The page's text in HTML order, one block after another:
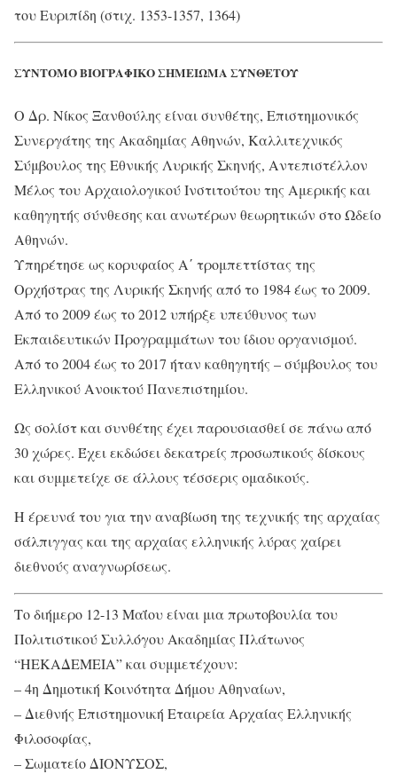
του Ευριπίδη (στιχ. 1353-1357, 1364)
ΣΥΝΤΟΜΟ ΒΙΟΓΡΑΦΙΚΟ ΣΗΜΕΙΩΜΑ ΣΥΝΘΕΤΟΥ
Ο Δρ. Νίκος Ξανθούλης είναι συνθέτης, Επιστημονικός
Συνεργάτης της Ακαδημίας Αθηνών, Καλλιτεχνικός
Σύμβουλος της Εθνικής Λυρικής Σκηνής, Αντεπιστέλλον
Μέλος του Αρχαιολογικού Ινστιτούτου της Αμερικής και
καθηγητής σύνθεσης και ανωτέρων θεωρητικών στο Ωδείο
Αθηνών.
Υπηρέτησε ως κορυφαίος Α΄ τρομπεττίστας της
Ορχήστρας της Λυρικής Σκηνής από το 1984 έως το 2009.
Από το 2009 έως το 2012 υπήρξε υπεύθυνος των
Εκπαιδευτικών Προγραμμάτων του ίδιου οργανισμού.
Από το 2004 έως το 2017 ήταν καθηγητής – σύμβουλος του
Ελληνικού Ανοικτού Πανεπιστημίου.
Ως σολίστ και συνθέτης έχει παρουσιασθεί σε πάνω από
30 χώρες. Έχει εκδώσει δεκατρείς προσωπικούς δίσκους
και συμμετείχε σε άλλους τέσσερις ομαδικούς.
Η έρευνά του για την αναβίωση της τεχνικής της αρχαίας
σάλπιγγας και της αρχαίας ελληνικής λύρας χαίρει
διεθνούς αναγνωρίσεως.
Το διήμερο 12-13 Μαΐου είναι μια πρωτοβουλία του
Πολιτιστικού Συλλόγου Ακαδημίας Πλάτωνος
“ΗΕΚΑΔΕΜΕΙΑ” και συμμετέχουν:
– 4η Δημοτική Κοινότητα Δήμου Αθηναίων,
– Διεθνής Επιστημονική Εταιρεία Αρχαίας Ελληνικής
Φιλοσοφίας,
– Σωματείο ΔΙΟΝΥΣΟΣ,